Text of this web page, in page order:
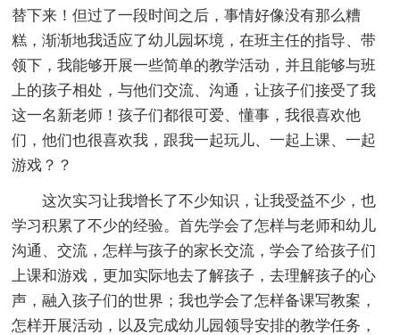
替下来！但过了一段时间之后，事情好像没有那么糟
糕，渐渐地我适应了幼儿园坏境，在班主任的指导、带
领下，我能够开展一些简单的教学活动，并且能够与班
上的孩子相处，与他们交流、沟通，让孩子们接受了我
这一名新老师！孩子们都很可爱、懂事，我很喜欢他
们，他们也很喜欢我，跟我一起玩儿、一起上课、一起
游戏？？
这次实习让我增长了不少知识，让我受益不少，也
学习积累了不少的经验。首先学会了怎样与老师和幼儿
沟通、交流，怎样与孩子的家长交流，学会了给孩子们
上课和游戏，更加实际地去了解孩子，去理解孩子的心
声，融入孩子们的世界；我也学会了怎样备课写教案，
怎样开展活动，以及完成幼儿园领导安排的教学任务，